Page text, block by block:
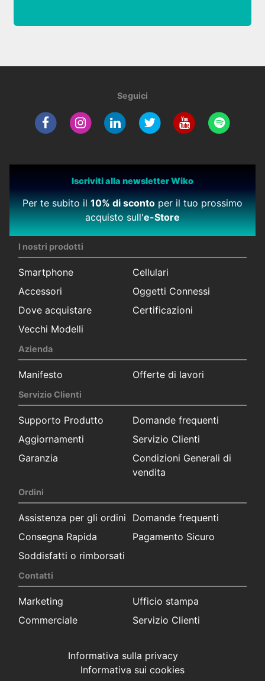
Seguici
Iscriviti alla newsletter Wiko
Per te subito il10% di scontoper il tuo prossimo
acquisto sull'e-Store
I nostri prodotti
Smartphone
Cellulari
Accessori
Oggetti Connessi
Dove acquistare
Certificazioni
Vecchi Modelli
Azienda
Manifesto Offerte di lavori
Servizio Clienti
Supporto Produtto
Domande frequenti
Aggiornamenti
Servizio Clienti
Garanzia
Condizioni Generali di
vendita
Ordini
Assistenza per gli ordini
Domande frequenti
Consegna Rapida
Pagamento Sicuro
Soddisfatti o rimborsati
Contatti
Marketing
Ufficio stampa
Commerciale
Servizio Clienti
Informativa sulla privacy
Informativa sui cookies